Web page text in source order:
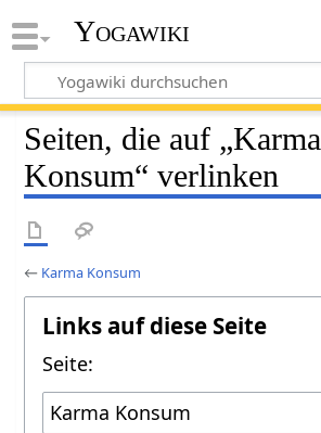
Yogawiki
Seiten, die auf „Karma
Konsum“ verlinken
← Karma Konsum
Links auf diese Seite
Seite: